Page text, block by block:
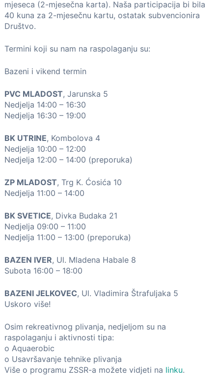
mjeseca (2-mjesečna karta). Naša participacija bi bila
40 kuna za 2-mjesečnu kartu, ostatak subvencionira
Društvo.
Termini koji su nam na raspolaganju su:
Bazeni i vikend termin
PVC MLADOST, Jarunska 5
Nedjelja 14:00 – 16:30
Nedjelja 16:30 – 19:00
BK UTRINE, Kombolova 4
Nedjelja 10:00 – 12:00
Nedjelja 12:00 – 14:00 (preporuka)
ZP MLADOST, Trg K. Ćosića 10
Nedjelja 11:00 – 14:00
BK SVETICE, Divka Budaka 21
Nedjelja 09:00 – 11:00
Nedjelja 11:00 – 13:00 (preporuka)
BAZEN IVER, Ul. Mladena Habale 8
Subota 16:00 – 18:00
BAZENI JELKOVEC, Ul. Vladimira Štrafuljaka 5
Uskoro više!
Osim rekreativnog plivanja, nedjeljom su na
raspolaganju i aktivnosti tipa:
o Aquaerobic
o Usavršavanje tehnike plivanja
Više o programu ZSSR-a možete vidjeti na linku.